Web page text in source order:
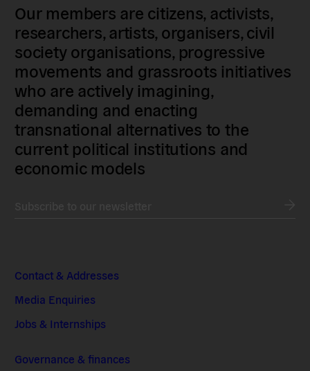
Our members are citizens, activists,
researchers, artists, organisers, civil
society organisations, progressive
movements and grassroots initiatives
who are actively imagining,
demanding and enacting
transnational alternatives to the
current political institutions and
economic models
Contact & Addresses
Media Enquiries
Jobs & Internships
Governance & finances